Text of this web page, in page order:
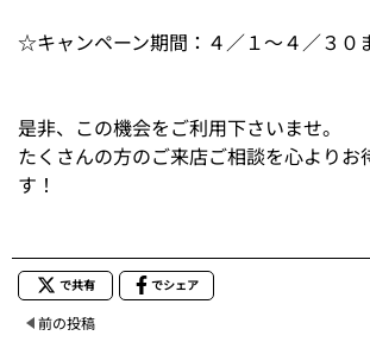
☆キャンペーン期間：４／１～４／３０
是非、この機会をご利用下さいませ。
たくさんの方のご来店ご相談を心よりお
す！
で共有 でシェア
前の投稿